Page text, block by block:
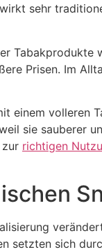
sehr
Prisen. Im
einem volleren
sie sauberer
richtigen
setzten sich